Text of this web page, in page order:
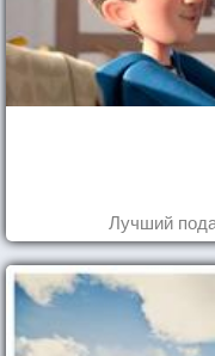
Лучший